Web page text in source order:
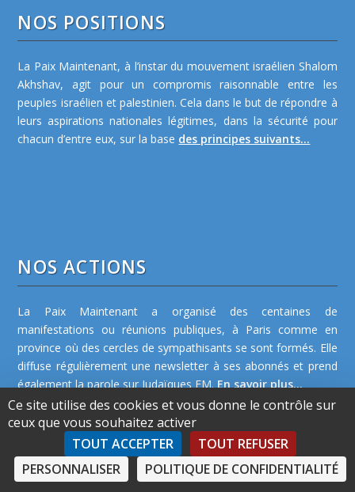
NOS POSITIONS
La Paix Maintenant, à l’instar du mouvement israélien Shalom
Akhshav, agit pour un compromis raisonnable entre les
peuples israélien et palestinien. Cela dans le but de répondre à
leurs aspirations nationales légitimes, dans la sécurité pour
chacun d’entre eux, sur la base des principes suivants...
NOS ACTIONS
La Paix Maintenant a organisé des centaines de
manifestations ou réunions publiques, à Paris comme en
province où des cercles de sympathisants se sont formés. Elle
diffuse régulièrement une newsletter à ses abonnés et prend
également la parole sur Judaïques FM. En savoir plus...
©2026 La Paix Maintenant -Plan de site
Ce site utilise des cookies et vous donne le contrôle sur
ceux que vous souhaitez activer
TOUT ACCEPTER
TOUT REFUSER
PERSONNALISER
POLITIQUE DE CONFIDENTIALITÉ